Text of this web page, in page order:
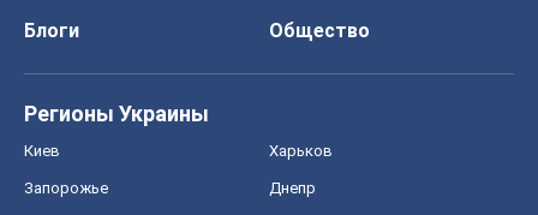
Блоги
Общество
Регионы Украины
Киев Харьков
Запорожье Днепр